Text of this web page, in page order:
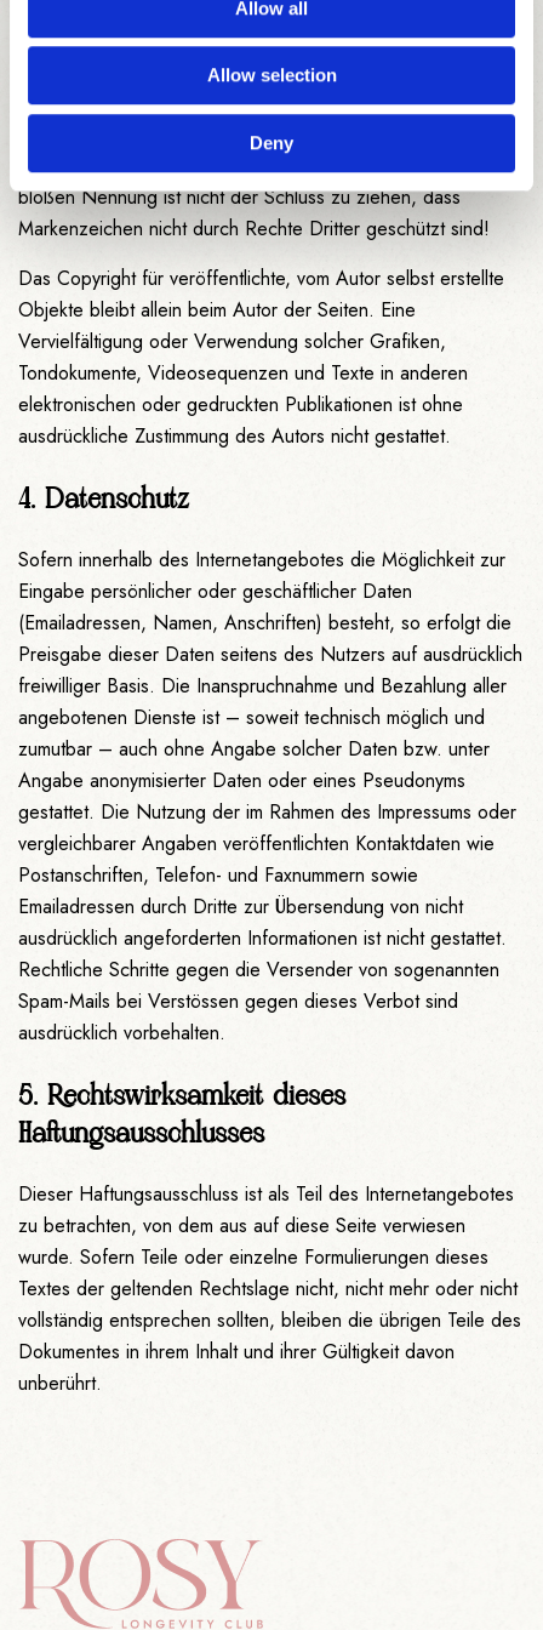
Allow all
Allow selection
Deny
Tondokumente, Videosequenzen und Texte zurückzugreifen.
Alle innerhalb des Internetangebotes genannten und ggf.
durch Dritte geschützten Marken- und Warenzeichen
unterliegen uneingeschränkt den Bestimmungen des jeweils
gültigen Kennzeichenrechts und den Besitzrechten der
jeweiligen eingetragenen Eigentümer. Allein aufgrund der
bloßen Nennung ist nicht der Schluss zu ziehen, dass
Markenzeichen nicht durch Rechte Dritter geschützt sind!
Das Copyright für veröffentlichte, vom Autor selbst erstellte
Objekte bleibt allein beim Autor der Seiten. Eine
Vervielfältigung oder Verwendung solcher Grafiken,
Tondokumente, Videosequenzen und Texte in anderen
elektronischen oder gedruckten Publikationen ist ohne
ausdrückliche Zustimmung des Autors nicht gestattet.
4. Datenschutz
Sofern innerhalb des Internetangebotes die Möglichkeit zur
Eingabe persönlicher oder geschäftlicher Daten
(Emailadressen, Namen, Anschriften) besteht, so erfolgt die
Preisgabe dieser Daten seitens des Nutzers auf ausdrücklich
freiwilliger Basis. Die Inanspruchnahme und Bezahlung aller
angebotenen Dienste ist – soweit technisch möglich und
zumutbar – auch ohne Angabe solcher Daten bzw. unter
Angabe anonymisierter Daten oder eines Pseudonyms
gestattet. Die Nutzung der im Rahmen des Impressums oder
vergleichbarer Angaben veröffentlichten Kontaktdaten wie
Postanschriften, Telefon- und Faxnummern sowie
Emailadressen durch Dritte zur Übersendung von nicht
ausdrücklich angeforderten Informationen ist nicht gestattet.
Rechtliche Schritte gegen die Versender von sogenannten
Spam-Mails bei Verstössen gegen dieses Verbot sind
ausdrücklich vorbehalten.
5. Rechtswirksamkeit dieses
Haftungsausschlusses
Dieser Haftungsausschluss ist als Teil des Internetangebotes
zu betrachten, von dem aus auf diese Seite verwiesen
wurde. Sofern Teile oder einzelne Formulierungen dieses
Textes der geltenden Rechtslage nicht, nicht mehr oder nicht
vollständig entsprechen sollten, bleiben die übrigen Teile des
Dokumentes in ihrem Inhalt und ihrer Gültigkeit davon
unberührt.